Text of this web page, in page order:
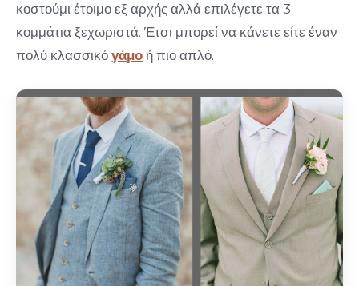
κοστούμι έτοιμο εξ αρχής αλλά επιλέγετε τα 3
κομμάτια ξεχωριστά. Έτσι μπορεί να κάνετε είτε έναν
πολύ κλασσικόγάμο ή πιο απλό.